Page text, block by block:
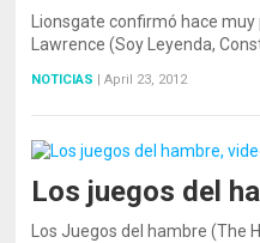
Lionsgate confirmó hace
Lawrence (Soy Leyenda,
NOTICIAS | April 23, 2012
Los juegos del
Los Juegos del hambre (The